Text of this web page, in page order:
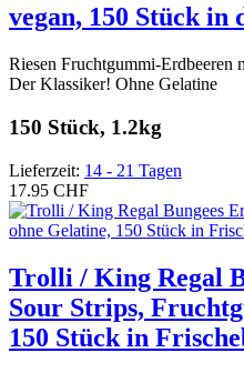
vegan, 150 Stück in
Riesen Fruchtgummi-Erdbeeren
Der Klassiker! Ohne Gelatine
150 Stück, 1.2kg
Lieferzeit: 14 - 21 Tagen
17.95 CHF
Trolli / King Regal
Sour Strips,
150 Stück in